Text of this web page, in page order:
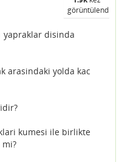
görüntülendi
yapraklar disinda
arasindaki yolda kac
kumesi ile birlikte